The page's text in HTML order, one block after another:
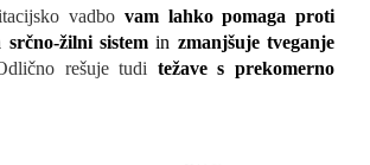
vadbo vam lahko pomaga proti
srčno-žilni sistemin zmanjšuje tveganje
rešuje tudi težave s prekomerno